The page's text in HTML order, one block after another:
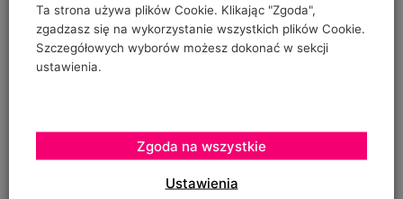
OSTATNIE KOMENTARZE
SZKODNIKI WIĄZU I ICH ZWALCZANIE
Na szczepionym wiązie zaczęły wyrastać dzikie pędy w
Ta strona używa plików Cookie. Klikając "Zgoda",
zgadzasz się na wykorzystanie wszystkich plików Cookie.
Szczegółowych wyborów możesz dokonać w sekcji
ustawienia.
Ustawienia
Zgoda na wszystkie